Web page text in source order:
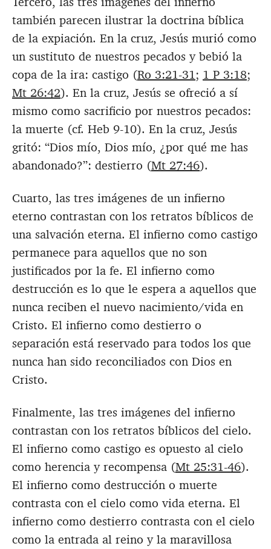
también parecen ilustrar la doctrina bíblica
de la expiación. En la cruz, Jesús murió como
un sustituto de nuestros pecados y bebió la
copa de la ira: castigo (Ro 3:21-31; 1 P 3:18;
Mt 26:42). En la cruz, Jesús se ofreció a sí
mismo como sacrificio por nuestros pecados:
la muerte (cf. Heb 9-10). En la cruz, Jesús
gritó: “Dios mío, Dios mío, ¿por qué me has
abandonado?”: destierro (Mt 27:46).
Cuarto, las tres imágenes de un infierno
eterno contrastan con los retratos bíblicos de
una salvación eterna. El infierno como castigo
permanece para aquellos que no son
justificados por la fe. El infierno como
destrucción es lo que le espera a aquellos que
nunca reciben el nuevo nacimiento/vida en
Cristo. El infierno como destierro o
separación está reservado para todos los que
nunca han sido reconciliados con Dios en
Cristo.
Finalmente, las tres imágenes del infierno
contrastan con los retratos bíblicos del cielo.
El infierno como castigo es opuesto al cielo
como herencia y recompensa (Mt 25:31-46).
El infierno como destrucción o muerte
contrasta con el cielo como vida eterna. El
infierno como destierro contrasta con el cielo
como la entrada al reino y la maravillosa